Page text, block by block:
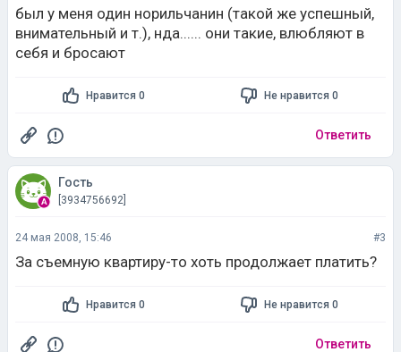
был у меня один норильчанин (такой же успешный,
внимательный и т.), нда...... они такие, влюбляют в
себя и бросают
Нравится 0 Не нравится 0
Ответить
Гость
[3934756692]
24 мая 2008, 15:46 #3
За съемную квартиру-то хоть продолжает платить?
Нравится 0 Не нравится 0
Ответить